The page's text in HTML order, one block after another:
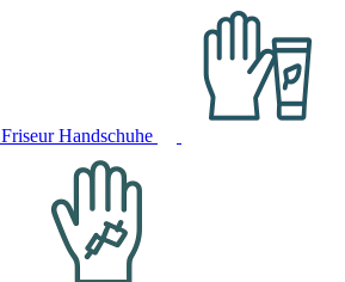
Friseur Handschuhe